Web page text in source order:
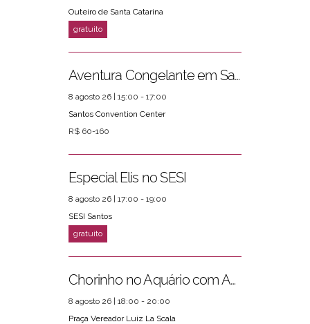
PRÓXIMOS EVENTOS
Outeiro de Santa Catarina
Aventura Congelante em Santos
8 agosto 26 | 15:00 - 17:00
Santos Convention Center
R$ 60-160
Especial Elis no SESI
8 agosto 26 | 17:00 - 19:00
SESI Santos
Chorinho no Aquário com Amigos da Música e Mari Torres
8 agosto 26 | 18:00 - 20:00
Praça Vereador Luiz La Scala